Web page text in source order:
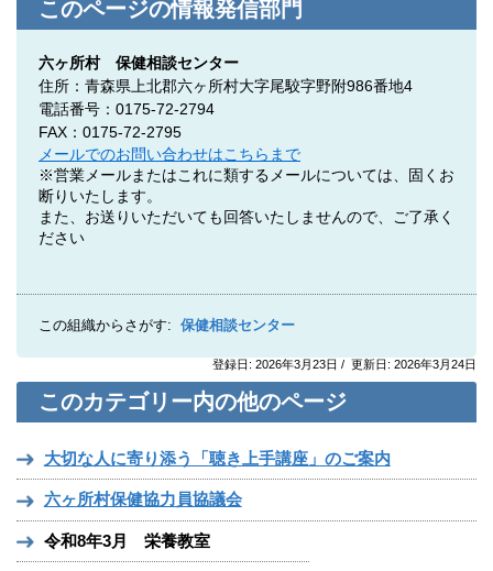
このページの情報発信部門
六ヶ所村 保健相談センター
住所：青森県上北郡六ヶ所村大字尾駮字野附986番地4
電話番号：0175-72-2794
FAX：0175-72-2795
メールでのお問い合わせはこちらまで
※営業メールまたはこれに類するメールについては、固くお
断りいたします。
また、お送りいただいても回答いたしませんので、ご了承く
ださい
この組織からさがす: 保健相談センター
登録日: 2026年3月23日 / 更新日: 2026年3月24日
このカテゴリー内の他のページ
大切な人に寄り添う「聴き上手講座」のご案内
六ヶ所村保健協力員協議会
令和8年3月 栄養教室